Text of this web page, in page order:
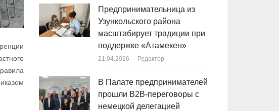
Предпринимательница из
Узункольского района
масштабирует традиции при
поддержке «Атамекен»
21.04.2026 Author
Редактор
В Палате предпринимателей
прошли B2B-переговоры с
немецкой делегацией